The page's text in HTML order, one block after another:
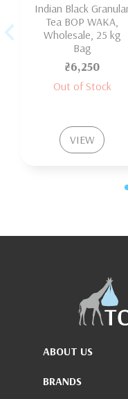
Indian Black
Tea BOP WAKA,
Wholesale, 25 kg
Bag
₴6,250
Out of Stock
VIEW
ABOUT US
BRANDS